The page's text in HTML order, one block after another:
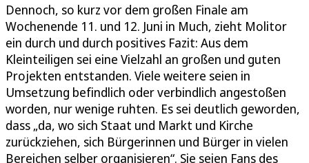
Dennoch, so kurz vor dem großen Finale am
Wochenende 11. und 12. Juni in Much, zieht Molitor
ein durch und durch positives Fazit: Aus dem
Kleinteiligen sei eine Vielzahl an großen und guten
Projekten entstanden. Viele weitere seien in
Umsetzung befindlich oder verbindlich angestoßen
worden, nur wenige ruhten. Es sei deutlich geworden,
dass „da, wo sich Staat und Markt und Kirche
zurückziehen, sich Bürgerinnen und Bürger in vielen
Bereichen selber organisieren“. Sie seien Fans des